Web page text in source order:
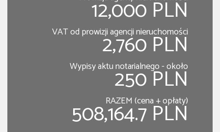
12,000 PLN
VAT od prowizji agencji nieruchomości
2,760 PLN
Wypisy aktu notarialnego - około
250 PLN
RAZEM (cena + opłaty)
508,164.7 PLN